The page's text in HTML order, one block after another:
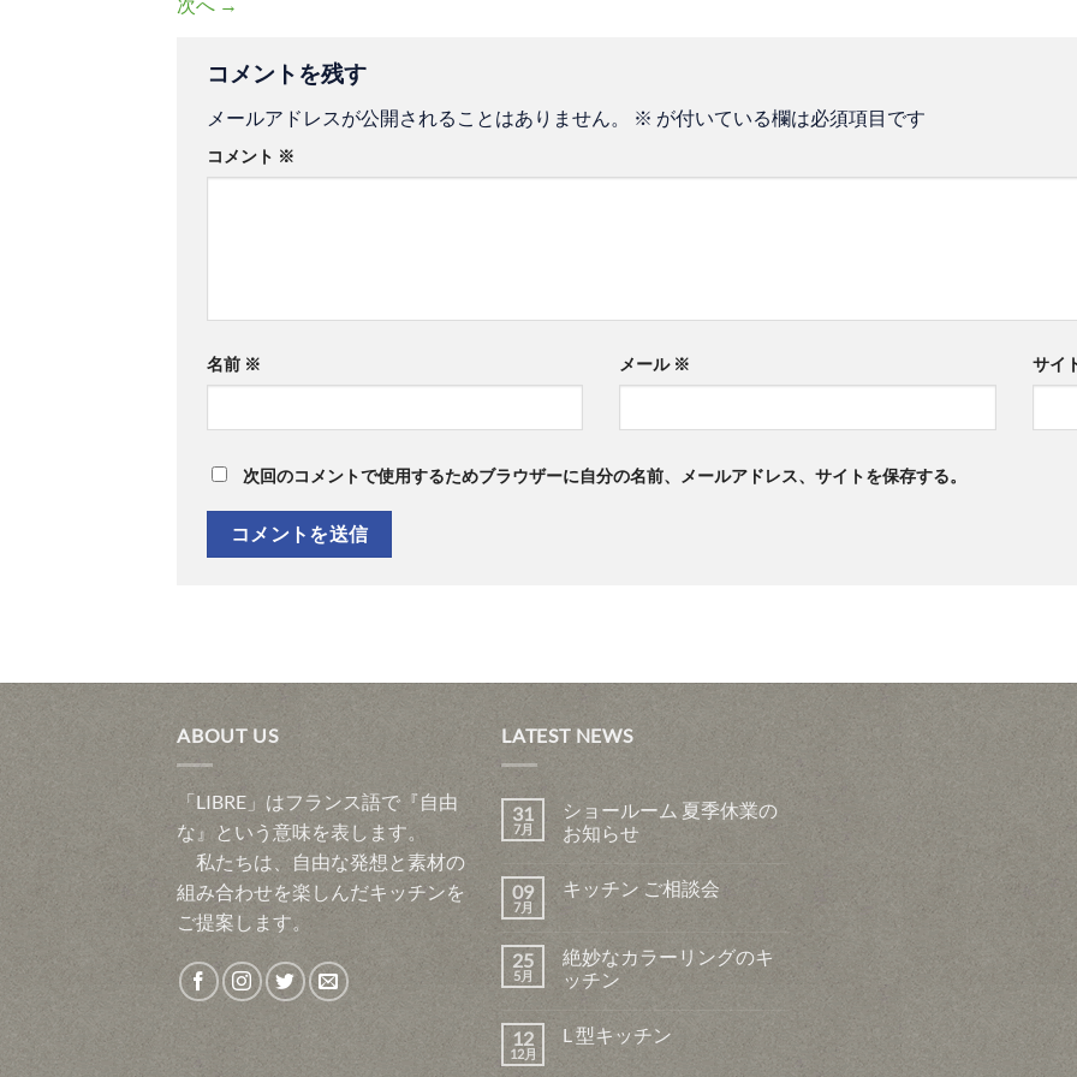
コメントを残す
メールアドレスが公開されることはありません。 ※ が付いている欄は必須項目です
コメント ※
名前 ※ メール ※ サイ
次回のコメントで使用するためブラウザーに自分の名前、メールアドレス、サイトを保存する。
ABOUT US
「LIBRE」はフランス語で『自由
な』という意味を表します。
私たちは、自由な発想と素材の
組み合わせを楽しんだキッチンを
ご提案します。
LATEST NEWS
31
7月
ショールーム 夏季休業の
お知らせ
09
7月
キッチン ご相談会
25
5月
絶妙なカラーリングのキ
ッチン
12
12月
L 型キッチン